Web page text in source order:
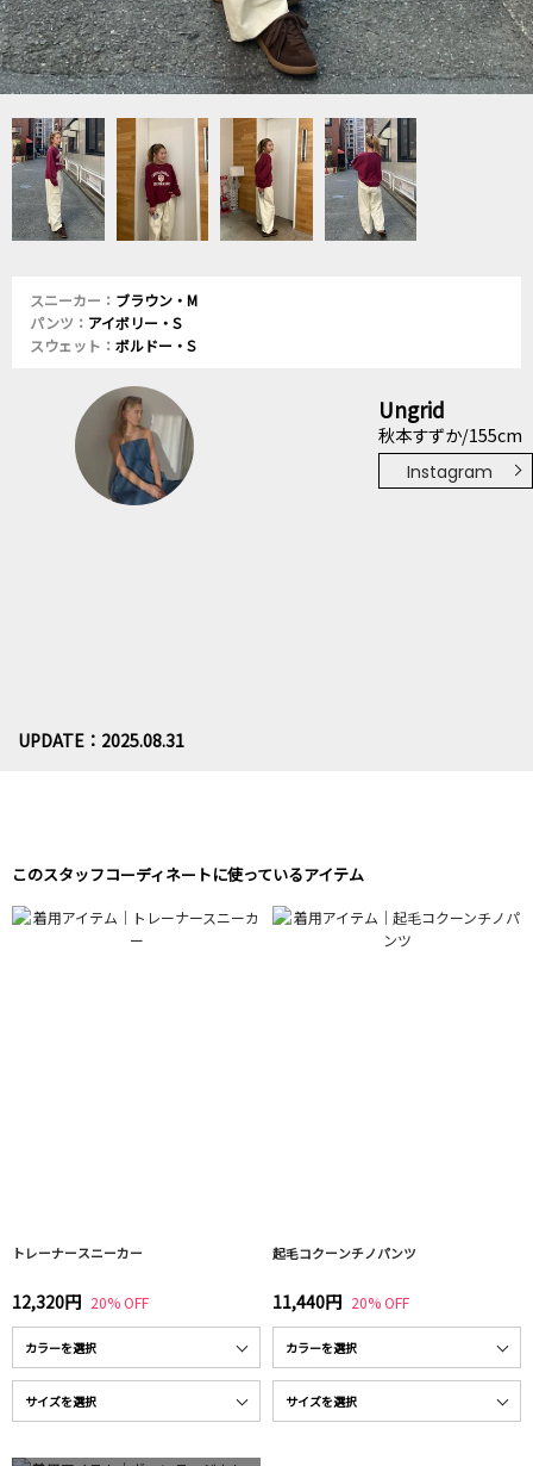
スニーカー： ブラウン・M
パンツ： アイボリー・S
スウェット： ボルドー・S
Ungrid
秋本すずか/155cm
Instagram
UPDATE：2025.08.31
このスタッフコーディネートに使っているアイテム
トレーナースニーカー
12,320円 20% OFF
起毛コクーンチノパンツ
11,440円 20% OFF